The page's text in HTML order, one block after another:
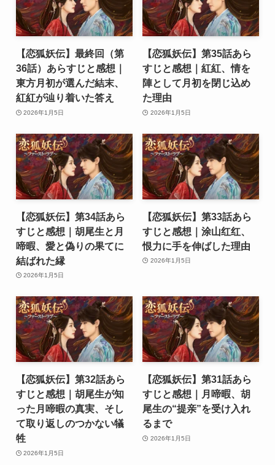
【恋狐妖伝】最終回（第
36話）あらすじと感想｜
東方月初が選んだ結末、
紅紅が辿り着いた答え
2026年1月5日
【恋狐妖伝】第35話あら
すじと感想｜紅紅、情を
陣として月初を閉じ込め
た理由
2026年1月5日
【恋狐妖伝】第34話あら
すじと感想｜胡尾生と月
啼暇、愛と偽りの果てに
結ばれた縁
2026年1月5日
【恋狐妖伝】第33話あら
すじと感想｜涂山红红、
恨力に手を伸ばした理由
2026年1月5日
【恋狐妖伝】第32話あら
すじと感想｜胡尾生が知
った月啼暇の真実、そし
て取り返しのつかない犠
牲
2026年1月5日
【恋狐妖伝】第31話あら
すじと感想｜月啼暇、胡
尾生の“提亲”を受け入れ
るまで
2026年1月5日